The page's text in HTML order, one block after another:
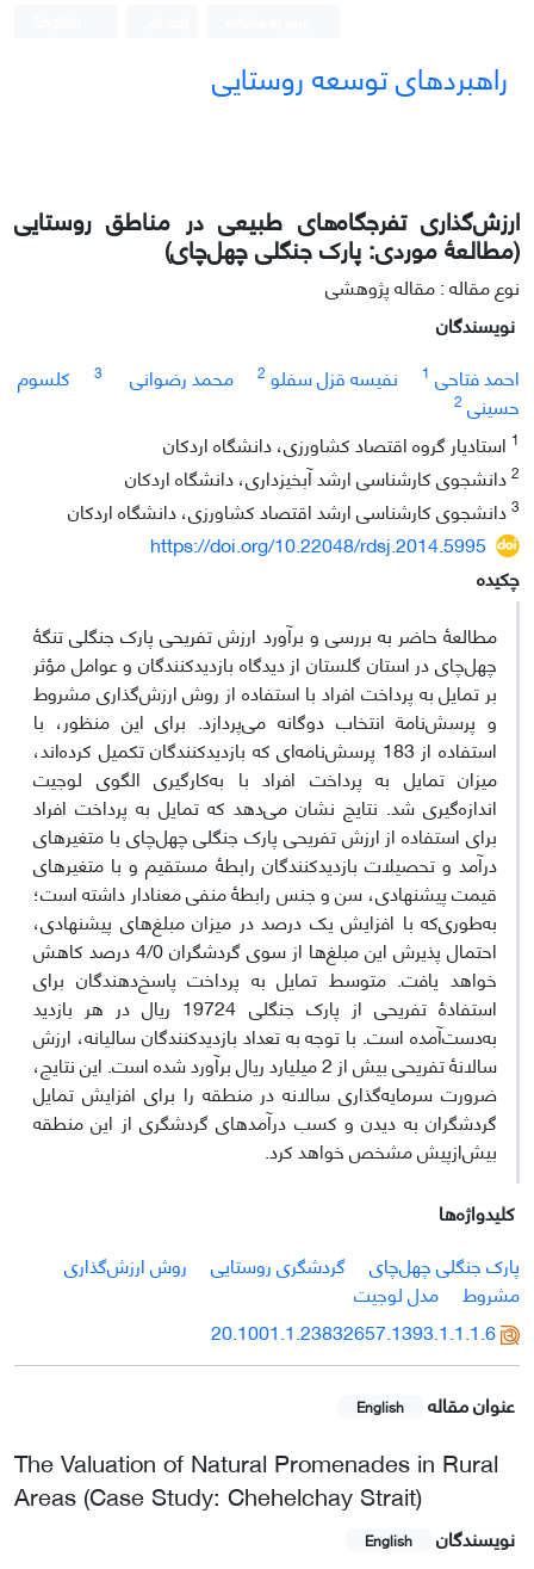
راهبردهای توسعه روستایی
ارزش‌گذاری تفرجگاه‌های طبیعی در مناطق روستایی
(مطالعۀ موردی: پارک جنگلی‌ چهل‌چای)
نوع مقاله : مقاله پژوهشی
نویسندگان
احمد فتاحی 1 نفیسه قزل سفلو 2 محمد رضوانی 3
کلسوم
حسینی 2
1 استادیار گروه اقتصاد کشاورزی، دانشگاه اردکان
2دانشجوی کارشناسی ارشد آبخیزداری، دانشگاه اردکان
3دانشجوی کارشناسی ارشد اقتصاد کشاورزی، دانشگاه اردکان
https://doi.org/10.22048/rdsj.2014.5995
چکیده
مطالعۀ حاضر به بررسی و برآورد ارزش تفریحی پارک جنگلی تنگۀ
چهل‌چای در استان گلستان از دیدگاه بازدیدکنندگان و عوامل مؤثر
بر تمایل به پرداخت افراد با استفاده از روش ارزش‌گذاری مشروط
و پرسش‌نامة انتخاب دوگانه می‌پردازد. برای این منظور، با
استفاده از 183 پرسش‌نامه‌ای که بازدیدکنندگان تکمیل کرده‌اند،
میزان تمایل به پرداخت افراد با به‌کارگیری الگوی لوجیت
اندازه‌گیری شد. نتایج نشان می‌دهد که تمایل به پرداخت افراد
برای استفاده از ارزش تفریحی پارک جنگلی چهل‌چای با متغیرهای
درآمد و تحصیلات بازدیدکنندگان رابطۀ مستقیم و با متغیرهای
قیمت پیشنهادی، سن و جنس رابطۀ منفی معنادار داشته است؛
به‌طوری‌که با افزایش یک درصد در میزان مبلغ‌های پیشنهادی،
احتمال پذیرش این مبلغ‌ها از سوی گردشگران 4/0 درصد کاهش
خواهد یافت. متوسط تمایل به پرداخت پاسخ‌دهندگان برای
استفادۀ تفریحی از پارک جنگلی 19724 ریال در هر بازدید
به‌دست‌آمده است. با توجه به تعداد بازدید‌کنندگان سالیانه، ارزش
سالانۀ تفریحی بیش از 2 میلیارد ریال برآورد شده است. این نتایج،
ضرورت سرمایه‌گذاری سالانه در منطقه را برای افزایش تمایل
گردشگران به دیدن و کسب درآمدهای گردشگری از این منطقه
بیش‌ازپیش مشخص خواهد کرد.
کلیدواژه‌ها
پارک جنگلی چهل‌چای
گردشگری روستایی
روش ارزش‌گذاری
مشروط
مدل لوجیت
20.1001.1.23832657.1393.1.1.1.6
عنوان مقاله English
The Valuation of Natural Promenades in Rural
Areas (Case Study: Chehelchay Strait)
نویسندگان English